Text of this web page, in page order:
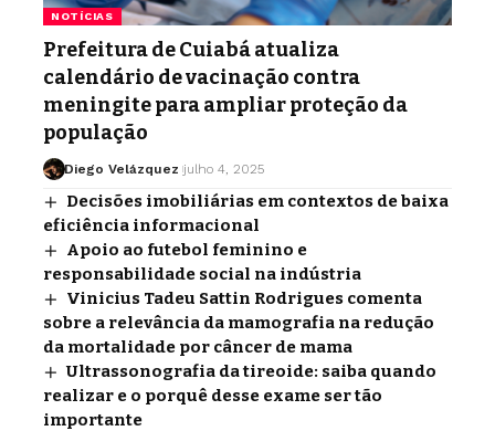
NOTÍCIAS
Prefeitura de Cuiabá atualiza
calendário de vacinação contra
meningite para ampliar proteção da
população
Diego Velázquez julho 4, 2025
Decisões imobiliárias em contextos de baixa
eficiência informacional
Apoio ao futebol feminino e
responsabilidade social na indústria
Vinicius Tadeu Sattin Rodrigues comenta
sobre a relevância da mamografia na redução
da mortalidade por câncer de mama
Ultrassonografia da tireoide: saiba quando
realizar e o porquê desse exame ser tão
importante